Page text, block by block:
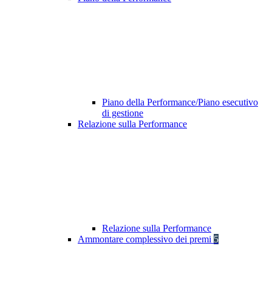
Piano della Performance/Piano esecutivo
di gestione
Relazione sulla Performance
Relazione sulla Performance
Ammontare complessivo dei premi 5